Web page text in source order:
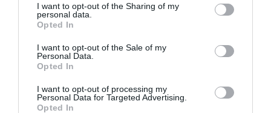
I want to opt-out of the Sharing of my
personal data.
Opted In
I want to opt-out of the Sale of my
Personal Data.
Opted In
I want to opt-out of processing my
Personal Data for Targeted Advertising.
Opted In